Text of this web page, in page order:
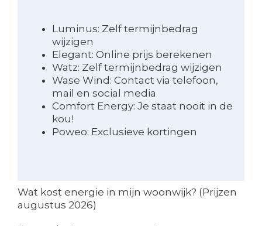
Luminus: Zelf termijnbedrag
wijzigen
Elegant: Online prijs berekenen
Watz: Zelf termijnbedrag wijzigen
Wase Wind: Contact via telefoon,
mail en social media
Comfort Energy: Je staat nooit in de
kou!
Poweo: Exclusieve kortingen
Wat kost energie in mijn woonwijk? (Prijzen
augustus 2026)